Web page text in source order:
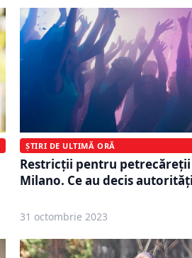
ȘTIRI DE ULTIMĂ ORĂ
Restricții pentru
Milano. Ce au decis
31 octombrie 2023